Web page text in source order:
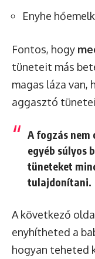
Enyhe
Fontos, hogy
tüneteit más
magas láza van,
aggasztó
A fogzás nem
egyéb súlyos
tüneteket
tulajdonítani.
A következő
enyhítheted a
hogyan teheted